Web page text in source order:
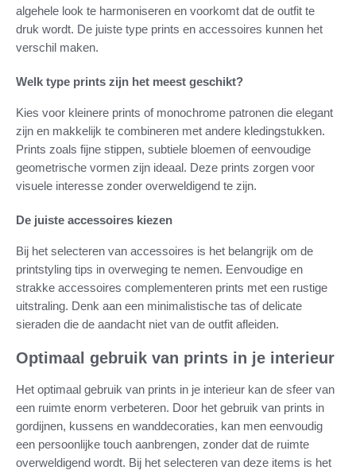
algehele look te harmoniseren en voorkomt dat de outfit te
druk wordt. De juiste type prints en accessoires kunnen het
verschil maken.
Welk type prints zijn het meest geschikt?
Kies voor kleinere prints of monochrome patronen die elegant
zijn en makkelijk te combineren met andere kledingstukken.
Prints zoals fijne stippen, subtiele bloemen of eenvoudige
geometrische vormen zijn ideaal. Deze prints zorgen voor
visuele interesse zonder overweldigend te zijn.
De juiste accessoires kiezen
Bij het selecteren van accessoires is het belangrijk om de
printstyling tips in overweging te nemen. Eenvoudige en
strakke accessoires complementeren prints met een rustige
uitstraling. Denk aan een minimalistische tas of delicate
sieraden die de aandacht niet van de outfit afleiden.
Optimaal gebruik van prints in je interieur
Het optimaal gebruik van prints in je interieur kan de sfeer van
een ruimte enorm verbeteren. Door het gebruik van prints in
gordijnen, kussens en wanddecoraties, kan men eenvoudig
een persoonlijke touch aanbrengen, zonder dat de ruimte
overweldigend wordt. Bij het selecteren van deze items is het